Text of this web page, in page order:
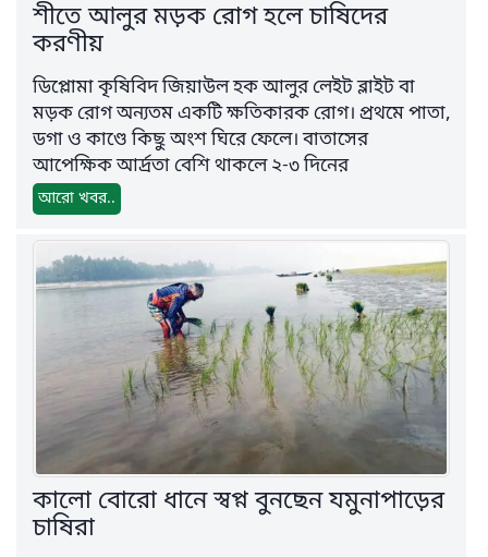
শীতে আলুর মড়ক রোগ হলে চাষিদের
করণীয়
ডিপ্লোমা কৃষিবিদ জিয়াউল হক আলুর লেইট ব্লাইট বা
মড়ক রোগ অন্যতম একটি ক্ষতিকারক রোগ। প্রথমে পাতা,
ডগা ও কাণ্ডে কিছু অংশ ঘিরে ফেলে। বাতাসের
আপেক্ষিক আর্দ্রতা বেশি থাকলে ২-৩ দিনের
আরো খবর..
কালো বোরো ধানে স্বপ্ন বুনছেন যমুনাপাড়ের
চাষিরা